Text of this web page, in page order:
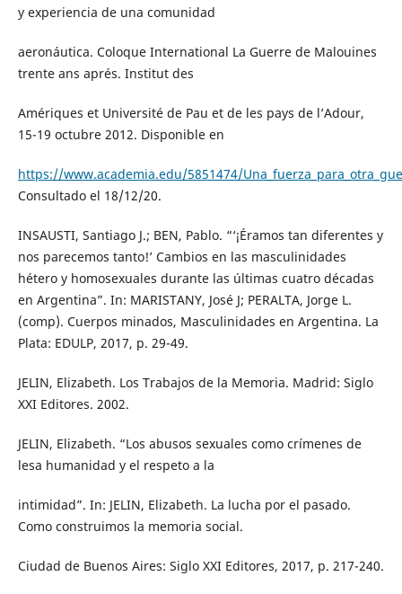
y experiencia de una comunidad
aeronáutica. Coloque International La Guerre de Malouines
trente ans aprés. Institut des
Amériques et Université de Pau et de les pays de l’Adour,
15-19 octubre 2012. Disponible en
https://www.academia.edu/5851474/
Consultado el 18/12/20.
INSAUSTI, Santiago J.; BEN, Pablo. “‘¡Éramos tan diferentes y
nos parecemos tanto!’ Cambios en las masculinidades
hétero y homosexuales durante las últimas cuatro décadas
en Argentina”. In: MARISTANY, José J; PERALTA, Jorge L.
(comp). Cuerpos minados, Masculinidades en Argentina. La
Plata: EDULP, 2017, p. 29-49.
JELIN, Elizabeth. Los Trabajos de la Memoria. Madrid: Siglo
XXI Editores. 2002.
JELIN, Elizabeth. “Los abusos sexuales como crímenes de
lesa humanidad y el respeto a la
intimidad”. In: JELIN, Elizabeth. La lucha por el pasado.
Como construimos la memoria social.
Ciudad de Buenos Aires: Siglo XXI Editores, 2017, p. 217-240.